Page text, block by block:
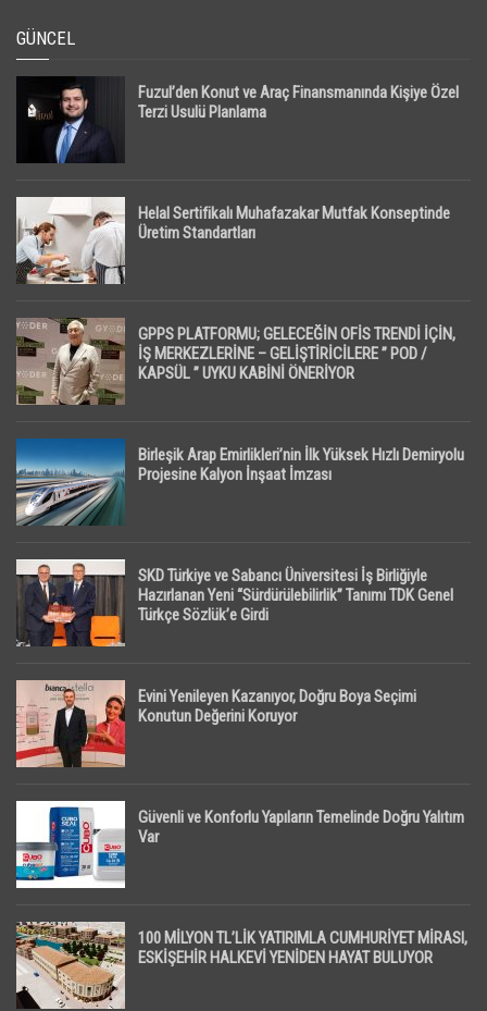
GÜNCEL
Fuzul’den Konut ve Araç Finansmanında Kişiye Özel
Terzi Usulü Planlama
Helal Sertifikalı Muhafazakar Mutfak Konseptinde
Üretim Standartları
GPPS PLATFORMU; GELECEĞİN OFİS TRENDİ İÇİN,
İŞ MERKEZLERİNE – GELİŞTİRİCİLERE ” POD /
KAPSÜL ” UYKU KABİNİ ÖNERİYOR
Birleşik Arap Emirlikleri’nin İlk Yüksek Hızlı Demiryolu
Projesine Kalyon İnşaat İmzası
SKD Türkiye ve Sabancı Üniversitesi İş Birliğiyle
Hazırlanan Yeni “Sürdürülebilirlik” Tanımı TDK Genel
Türkçe Sözlük’e Girdi
Evini Yenileyen Kazanıyor, Doğru Boya Seçimi
Konutun Değerini Koruyor
Güvenli ve Konforlu Yapıların Temelinde Doğru Yalıtım
Var
100 MİLYON TL’LİK YATIRIMLA CUMHURİYET MİRASI,
ESKİŞEHİR HALKEVİ YENİDEN HAYAT BULUYOR